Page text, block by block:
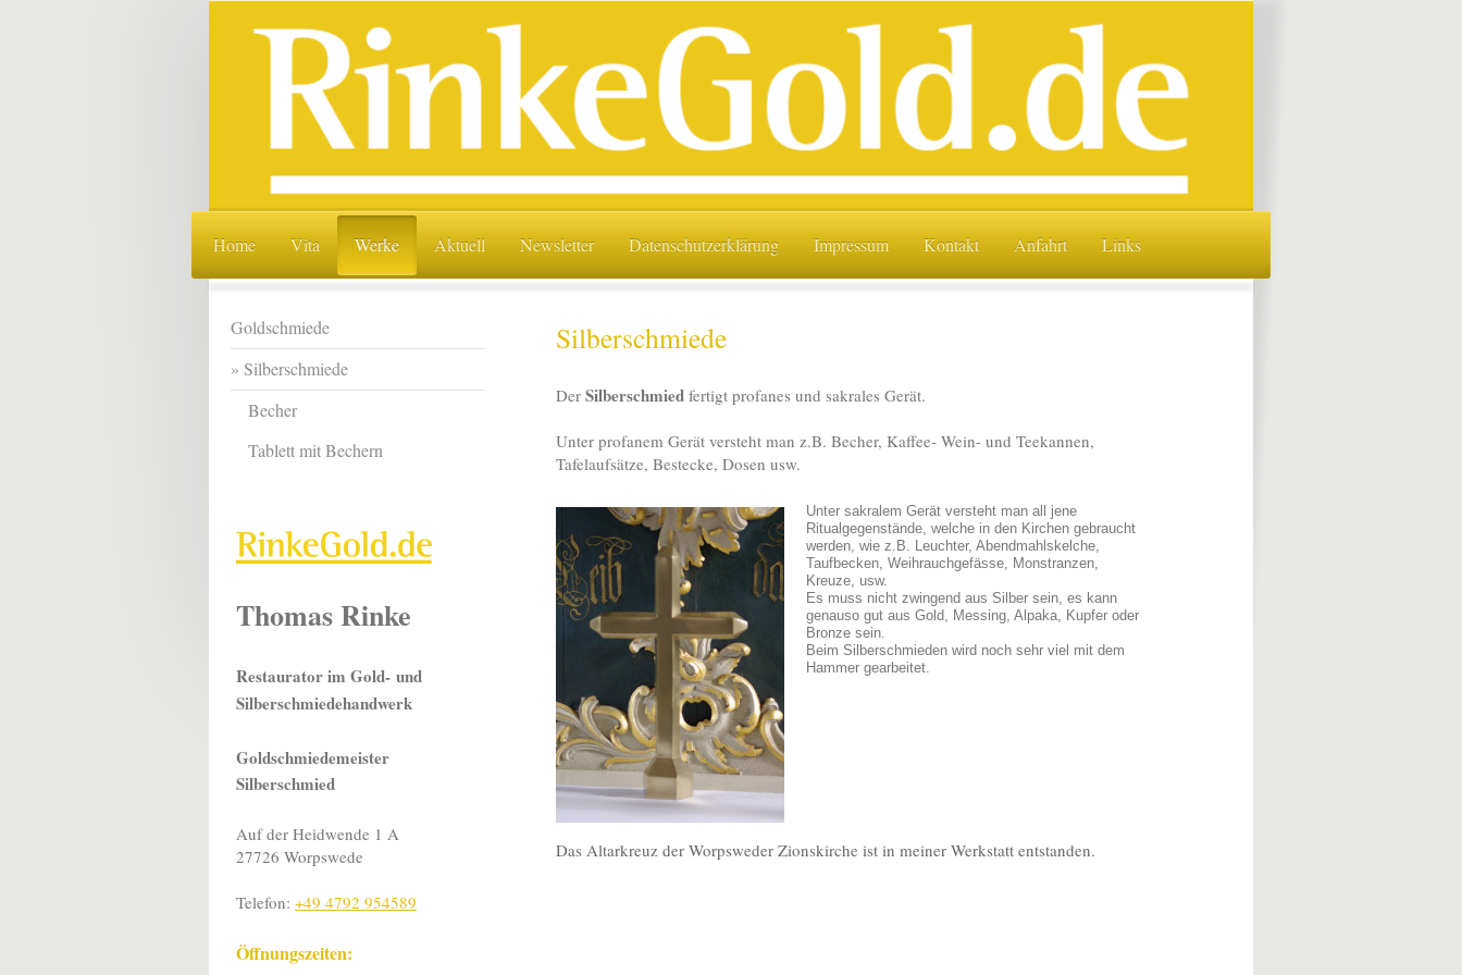
Home Vita Werke Aktuell Newsletter Datenschutzerklärung Impressum Kontakt Anfahrt Links
Silberschmiede
Der Silberschmiedfertigt profanes und sakrales Gerät.
Unter profanem Gerät versteht man z.B. Becher, Kaffee- Wein- und Teekannen,
Tafelaufsätze, Bestecke, Dosen usw.
Unter sakralem Gerät versteht man all jene
Ritualgegenstände, welche in den Kirchen gebraucht
werden, wie z.B. Leuchter, Abendmahlskelche,
Taufbecken, Weihrauchgefässe, Monstranzen,
Kreuze, usw.
Es muss nicht zwingend aus Silber sein, es kann
genauso gut aus Gold, Messing, Alpaka, Kupfer oder
Bronze sein.
Beim Silberschmieden wird noch sehr viel mit dem
Hammer gearbeitet.
Das Altarkreuz der Worpsweder Zionskirche ist in meiner Werkstatt entstanden.
Goldschmiede
Silberschmiede
Becher
Tablett mit Bechern
Thomas Rinke
Restaurator im Gold- und
Silberschmiedehandwerk
Goldschmiedemeister
Silberschmied
Auf der Heidwende 1 A
27726 Worpswede
Telefon: +49 4792 954589
Öffnungszeiten: